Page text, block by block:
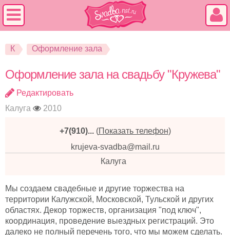
К Оформление зала
Оформление зала на свадьбу "Кружева"
Редактировать
Калуга
2010
+7(910)... (Показать телефон)
krujeva-svadba@mail.ru
Калуга
Мы создаем свадебные и другие торжества на
территории Калужской, Московской, Тульской и других
областях. Декор торжеств, организация "под ключ",
координация, проведение выездных регистраций. Это
далеко не полный перечень того, что мы можем сделать.